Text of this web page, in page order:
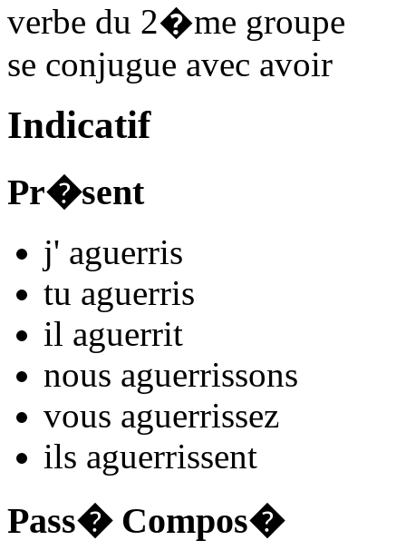
verbe du 2�me groupe
se conjugue avec avoir
Indicatif
Pr�sent
j' aguerris
tu aguerris
il aguerrit
nous aguerrissons
vous aguerrissez
ils aguerrissent
Pass� Compos�